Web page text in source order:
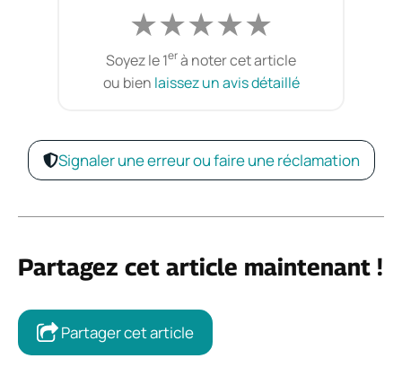
★★★★★
Soyez le 1erà noter cet article
ou bien laissez un avis détaillé
Signaler une erreur ou faire une réclamation
Partagez cet article maintenant !
Partager cet article